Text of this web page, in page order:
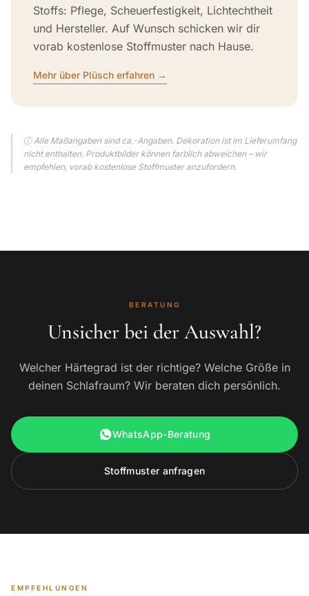
Stoffs: Pflege, Scheuerfestigkeit, Lichtechtheit
und Hersteller. Auf Wunsch schicken wir dir
vorab kostenlose Stoffmuster nach Hause.
Mehr über Plüsch erfahren →
ⓘ Alle Maßangaben sind ca.-Angaben. Dekoration ist im Lieferumfang
nicht enthalten. Produktbilder können farblich abweichen – wir
empfehlen, vorab kostenlose Stoffmuster anzufordern.
BERATUNG
Unsicher bei der Auswahl?
Welcher Härtegrad ist der richtige? Welche Größe in
deinen Schlafraum? Wir beraten dich persönlich.
WhatsApp-Beratung
Stoffmuster anfragen
EMPFEHLUNGEN